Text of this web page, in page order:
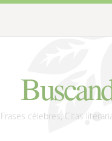
Frases célebres, Citas